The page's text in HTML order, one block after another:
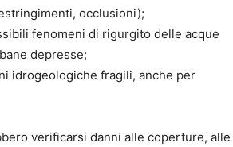
occlusioni);
fenomeni di rigurgito delle acque
depresse;
idrogeologiche fragili, anche per
verificarsi danni alle coperture, alle